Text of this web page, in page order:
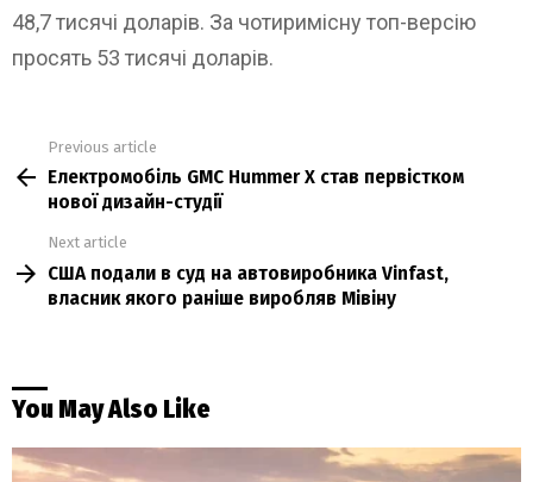
48,7 тисячі доларів. За чотиримісну топ-версію
просять 53 тисячі доларів.
more
Previous article
Електромобіль GMC Hummer X став первістком
нової дизайн-студії
Next article
США подали в суд на автовиробника Vinfast,
власник якого раніше виробляв Мівіну
You May Also Like